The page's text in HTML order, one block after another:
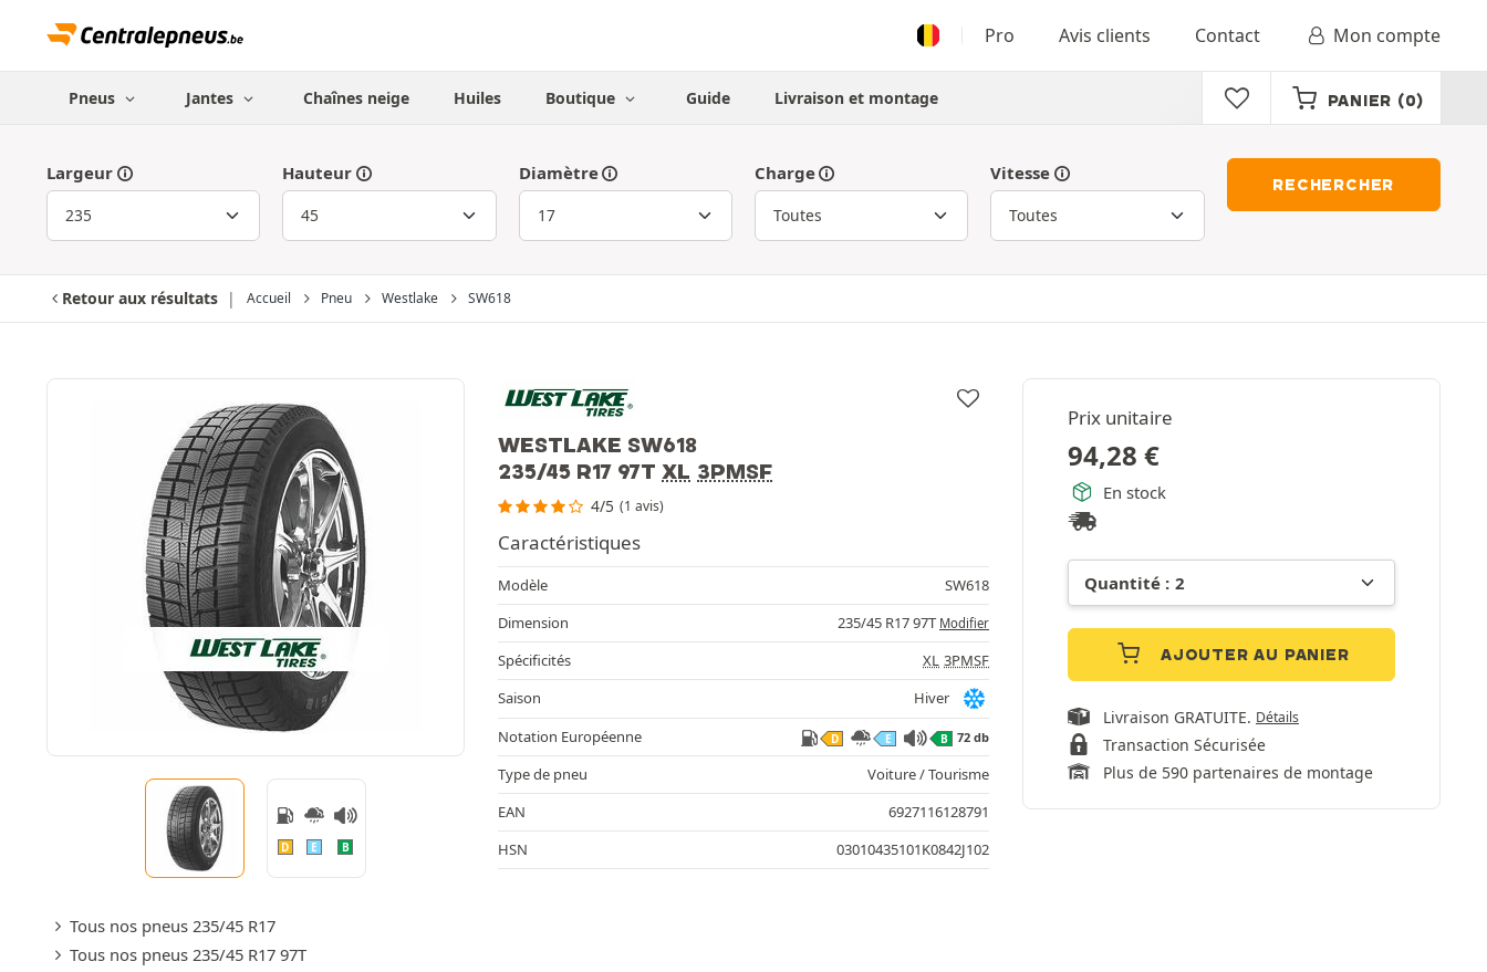
Pro Avis clients Contact Mon compte
Pneus Jantes Chaînes neige Huiles Boutique Guide Livraison et montage PANIER (0)
Largeur Hauteur Diamètre Charge Vitesse
RECHERCHER
Retour aux résultats Accueil Pneu Westlake SW618
WESTLAKE SW618
235/45 R17 97T XL 3PMSF
4/5 (1 avis)
D E B
Tous nos pneus 235/45 R17
Tous nos pneus 235/45 R17 97T
Prix unitaire
94,28 €
En stock
AJOUTER AU PANIER
Livraison GRATUITE. Détails
Transaction Sécurisée
Plus de 590 partenaires de montage
Caractéristiques
Modèle
SW618
Dimension
235/45 R17 97T Modifier
Spécificités XL 3PMSF
Saison
Hiver
Notation Européenne
D E B 72 db
Type de pneu
Voiture / Tourisme
EAN
6927116128791
HSN
03010435101K0842J102